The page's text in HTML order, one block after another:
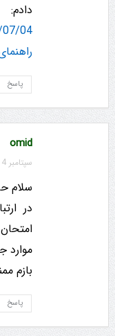
دادم:
پاسخ
omid
سپتامبر 14, 2018 در 12:42 ق.ظ
سلام
در
موارد
بازم
پاسخ